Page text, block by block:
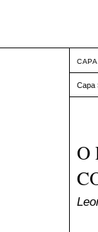
CAPA
Capa
O